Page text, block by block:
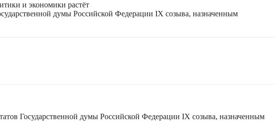
и экономики растёт
думы Российской Федерации IX созыва, назначенным
Государственной думы Российской Федерации IX созыва, назначенным